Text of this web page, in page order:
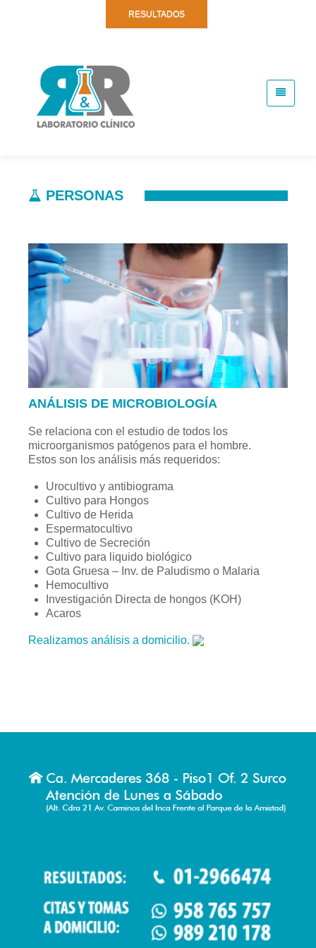
RESULTADOS
PERSONAS
ANÁLISIS DE MICROBIOLOGÍA
Se relaciona con el estudio de todos los
microorganismos patógenos para el hombre.
Estos son los análisis más requeridos:
Urocultivo y antibiograma
Cultivo para Hongos
Cultivo de Herida
Espermatocultivo
Cultivo de Secreción
Cultivo para liquido biológico
Gota Gruesa – Inv. de Paludismo o Malaria
Hemocultivo
Investigación Directa de hongos (KOH)
Acaros
Realizamos análisis a domicilio.